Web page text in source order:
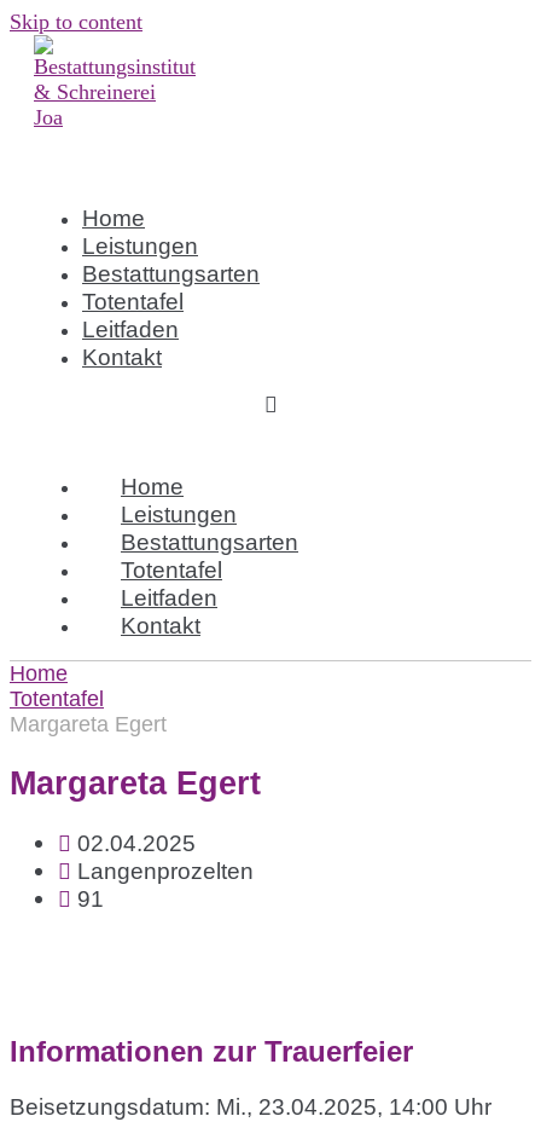
Skip to content
Home
Leistungen
Bestattungsarten
Totentafel
Leitfaden
Kontakt
Home
Leistungen
Bestattungsarten
Totentafel
Leitfaden
Kontakt
Home
Totentafel
Margareta Egert
Margareta Egert
02.04.2025
Langenprozelten
91
Informationen zur Trauerfeier
Beisetzungsdatum: Mi., 23.04.2025, 14:00 Uhr